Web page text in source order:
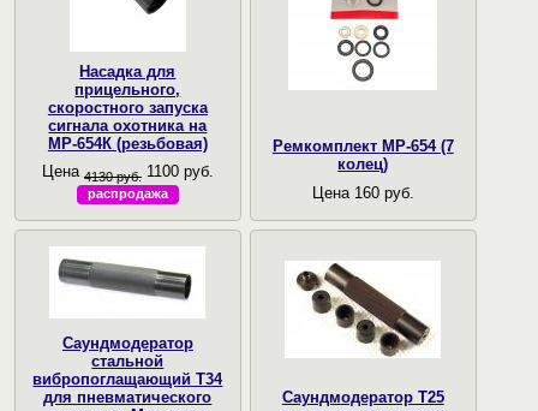
Насадка для
прицельного,
скоростного запуска
сигнала охотника на
МР-654К (резьбовая)
Цена 4130 руб. 1100 руб.
распродажа
Ремкомплект МР-654 (7
колец)
Цена 160 руб.
Саундмодератор
стальной
вибропоглащающий T34
для пневматического
Саундмодератор Т25